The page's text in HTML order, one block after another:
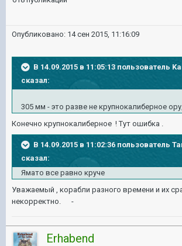
Опубликовано: 14 сен 2015, 11:16:09
В 14.09.2015 в 11:05:13 пользователь
сказал:
305 мм - это разве не крупнокалиберное
Конечно крупнокалиберное ! Тут ошибка .
В 14.09.2015 в 11:02:36 пользователь
сказал:
Ямато все равно круче
Уважаемый , корабли разного времени и их
некорректно. -
Erhabend